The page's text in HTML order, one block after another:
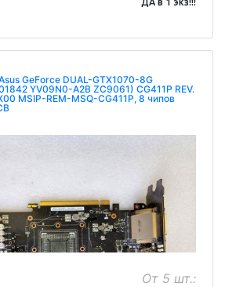
GeForce DUAL-GTX1070-8G
YV09N0-A2B ZC9061) CG411P REV.
MSIP-REM-MSQ-CG411P, 8 чипов
От 5 шт.: